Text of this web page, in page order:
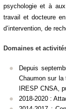
psychologie et à
travail et docteure
d’intervention, de
Domaines et
Depuis
Chaumon sur la
IRESP CNSA,
2018-2020 :